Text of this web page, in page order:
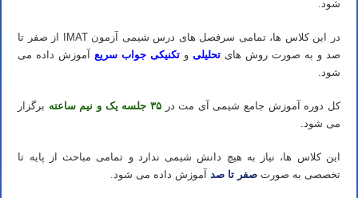
شود.
در این کلاس ها، تمامی سرفصل های درس شیمی آزمون IMAT از صفر تا
صد و به صورت روش های تحلیلیو تکنیکی جواب سریع آموزش داده می
شود.
کل دوره آموزش جامع شیمی آی مت در۳۵ جلسه یک و نیم ساعته
برگزار
می شود.
این کلاس ها، نیاز به هیچ دانش شیمی ندارد و تمامی مباحث از پایه تا
تخصصی به صورتصفر تا صد آموزش داده می شود.